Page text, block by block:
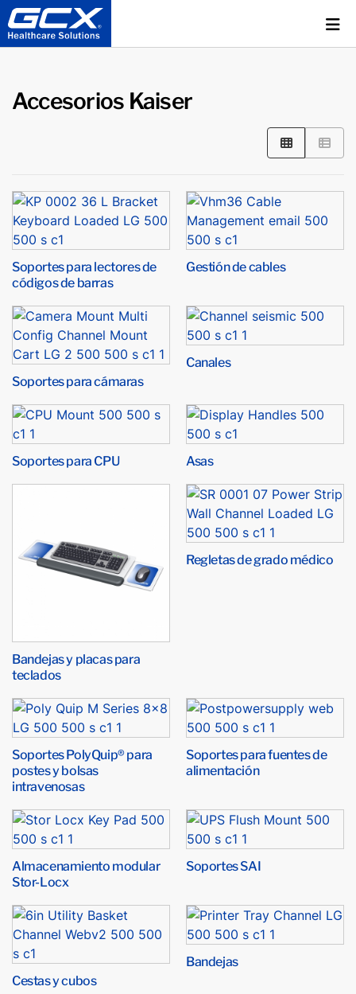
Accesorios Kaiser
Soportes para lectores de
códigos de barras
Gestión de cables
Soportes para cámaras
Canales
Soportes para CPU Asas
Bandejas y placas para
teclados
Regletas de grado médico
Soportes PolyQuip® para
postes y bolsas
intravenosas
Soportes para fuentes de
alimentación
Almacenamiento modular
Stor-Locx
Soportes SAI
Cestas y cubos
Bandejas